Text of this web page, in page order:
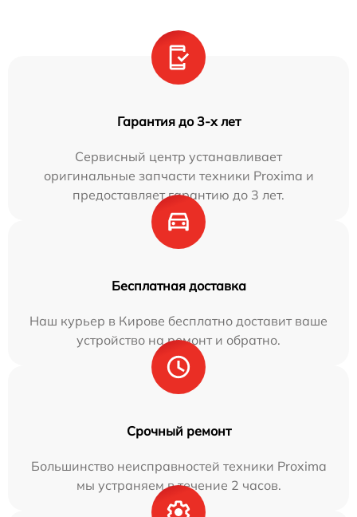
Гарантия до 3-х лет
Сервисный центр устанавливает
оригинальные запчасти техники Proxima и
предоставляет гарантию до 3 лет.
Бесплатная доставка
Наш курьер в Кирове бесплатно доставит ваше
устройство на ремонт и обратно.
Срочный ремонт
Большинство неисправностей техники Proxima
мы устраняем в течение 2 часов.